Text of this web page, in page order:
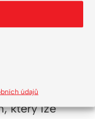
údajů
+ 2
up
montáží
který lze